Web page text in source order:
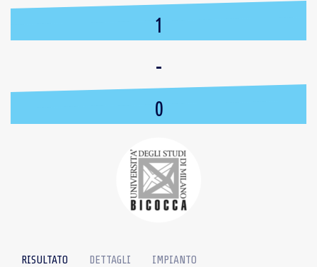
1
-
0
RISULTATO DETTAGLI IMPIANTO